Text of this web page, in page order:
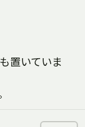
置いていま